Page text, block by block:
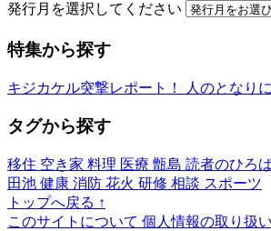
発行月を選択してください
特集から探す
キジカケル突撃レポート！ 人のとなりに
タグから探す
移住 空き家 料理 医療 甑島 読者のひろ
田池 健康 消防 花火 研修 相談 スポーツ
トップへ戻る ↑
このサイトについて 個人情報の取り扱い